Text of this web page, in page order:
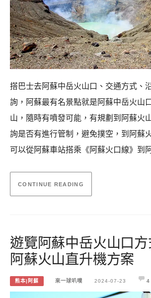
搭巴士去阿蘇中岳火山口、交通方式、
詢，阿蘇最有名景點就是阿蘇中岳火山
山，隨時有噴發可能，有規劃到阿蘇火
詢是否有進行管制，避免撲空，到阿蘇
可以從阿蘇車站搭乘《阿蘇火口線》到
CONTINUE READING
遊覽阿蘇中岳火山口方
阿蘇火山直升機方案
熊本|阿蘇 來一球叭噗 2024-07-23 4